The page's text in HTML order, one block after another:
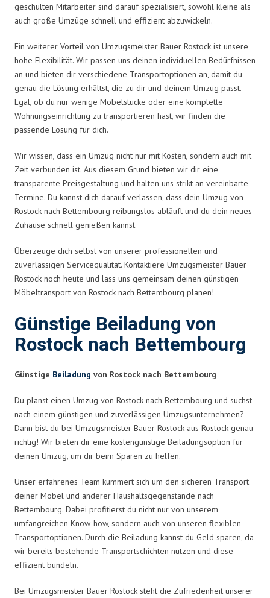
geschulten Mitarbeiter sind darauf spezialisiert, sowohl kleine als
auch große Umzüge schnell und effizient abzuwickeln.
Ein weiterer Vorteil von Umzugsmeister Bauer Rostock ist unsere
hohe Flexibilität. Wir passen uns deinen individuellen Bedürfnissen
an und bieten dir verschiedene Transportoptionen an, damit du
genau die Lösung erhältst, die zu dir und deinem Umzug passt.
Egal, ob du nur wenige Möbelstücke oder eine komplette
Wohnungseinrichtung zu transportieren hast, wir finden die
passende Lösung für dich.
Wir wissen, dass ein Umzug nicht nur mit Kosten, sondern auch mit
Zeit verbunden ist. Aus diesem Grund bieten wir dir eine
transparente Preisgestaltung und halten uns strikt an vereinbarte
Termine. Du kannst dich darauf verlassen, dass dein Umzug von
Rostock nach Bettembourg reibungslos abläuft und du dein neues
Zuhause schnell genießen kannst.
Überzeuge dich selbst von unserer professionellen und
zuverlässigen Servicequalität. Kontaktiere Umzugsmeister Bauer
Rostock noch heute und lass uns gemeinsam deinen günstigen
Möbeltransport von Rostock nach Bettembourg planen!
Günstige Beiladung von
Rostock nach Bettembourg
Günstige Beiladung von Rostock nach Bettembourg
Du planst einen Umzug von Rostock nach Bettembourg und suchst
nach einem günstigen und zuverlässigen Umzugsunternehmen?
Dann bist du bei Umzugsmeister Bauer Rostock aus Rostock genau
richtig! Wir bieten dir eine kostengünstige Beiladungsoption für
deinen Umzug, um dir beim Sparen zu helfen.
Unser erfahrenes Team kümmert sich um den sicheren Transport
deiner Möbel und anderer Haushaltsgegenstände nach
Bettembourg. Dabei profitierst du nicht nur von unserem
umfangreichen Know-how, sondern auch von unseren flexiblen
Transportoptionen. Durch die Beiladung kannst du Geld sparen, da
wir bereits bestehende Transportschichten nutzen und diese
effizient bündeln.
Bei Umzugsmeister Bauer Rostock steht die Zufriedenheit unserer